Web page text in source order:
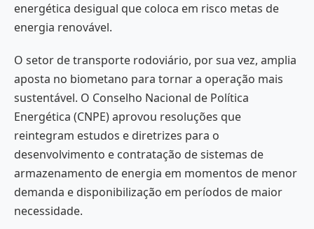
energética desigual que coloca em risco metas de
energia renovável.
O setor de transporte rodoviário, por sua vez, amplia
aposta no biometano para tornar a operação mais
sustentável. O Conselho Nacional de Política
Energética (CNPE) aprovou resoluções que
reintegram estudos e diretrizes para o
desenvolvimento e contratação de sistemas de
armazenamento de energia em momentos de menor
demanda e disponibilização em períodos de maior
necessidade.